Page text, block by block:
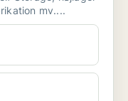
mv....